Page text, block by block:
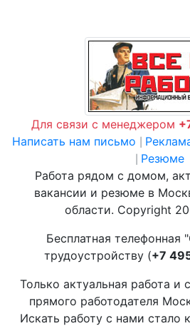
Для связи с менеджером
Написать нам письмо
Резюме
Работа рядом с домом,
вакансии и резюме в
области. Copyright
Бесплатная телефонная
трудоустройству (+7
Только актуальная работа и
прямого работодателя
Искать работу с нами стало